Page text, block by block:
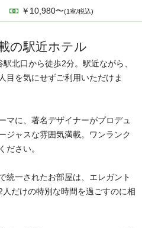
￥10,980〜(1室/税込)
の駅近ホテル
駅北口から徒歩2分。駅近ながら、
目を気にせずご利用いただけま
マに、著名デザイナーがプロデュ
ジャスな雰囲気満載。ワンランク
ださい。
統一されたお部屋は、エレガント
だけの特別な時間を過ごすのに相